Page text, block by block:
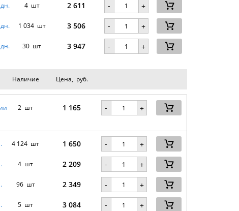
4 шт 2 611 - +
1 034 шт 3 506 - +
30 шт 3 947 - +
Наличие Цена, руб.
2 шт 1 165 - +
4 124 шт 1 650 - +
4 шт 2 209 - +
96 шт 2 349 - +
5 шт 3 084 - +